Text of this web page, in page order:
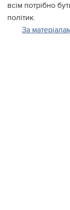
всім потрібно
політик.
За